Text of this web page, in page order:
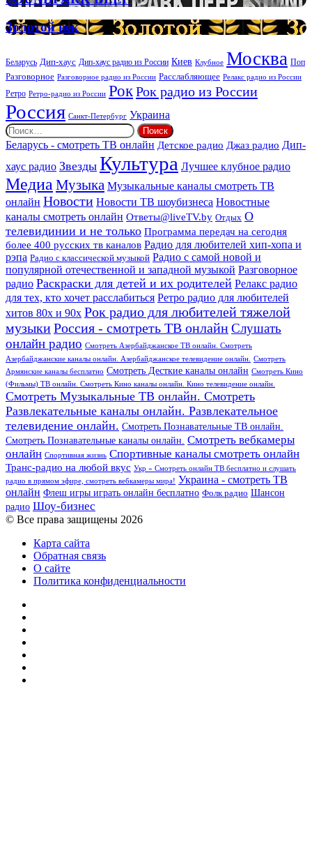
ритуальных
DEEP
Золотой
век
Золотой век
Беларусь Дип-хаус Дип-хаус радио из России Киев Клубное Москва Поп
Разговорное Разговорное радио из России Расслабляющее Релакс радио из России
Ретро Ретро-радио из России РокРок радио из России
Россия Санкт-Петербург Украина
Найти:
Беларусь - смотреть ТВ онлайн Детское радио Джаз радио Дип-
хаус радио Звезды Культура Лучшее клубное радио
Медиа Музыка Музыкальные каналы смотреть ТВ
онлайн Новости Новости ТВ шоубизнеса Новостные
каналы смотреть онлайн Ответы@liveTV.by Отдых О
телевидинии и не только Программа передач на сегодня
более 400 русских тв каналов Радио для любителей хип-хопа и
рэпа Радио с классической музыкой Радио с самой новой и
популярной отечественной и западной музыкой Разговорное
радио Раскраски для детей и их родителей Релакс радио
для тех, кто хочет расслабиться Ретро радио для любителей
хитов 80х и 90х Рок радио для любителей тяжелой
музыкиРоссия - смотреть ТВ онлайнСлушать
онлайн радио Смотреть Азербайджанское ТВ онлайн. Смотреть
Азербайджанские каналы онлайн. Азербайджанское телевидение онлайн.
Смотреть
Армянские каналы бесплатно Смотреть Десткие каналы онлайн Смотреть Кино
(Фильмы) ТВ онлайн. Смотреть Кино каналы онлайн. Кино телевидение онлайн.
Смотреть Музыкальные ТВ онлайн. Смотреть
Развлекательные каналы онлайн. Развлекательное
телевидение онлайн. Смотреть Познавательные ТВ онлайн.
Смотреть Познавательные каналы онлайн. Смотреть вебкамеры
онлайн Спортивная жизнь Спортивные каналы смотреть онлайн
Транс-радио на любой вкус Укр » Смотреть онлайн ТВ бесплатно и слушать
радио в прямом эфире, смотреть вебкамеры мира! Украина - смотреть ТВ
онлайн Флеш игры играть онлайн бесплатно Фолк радио Шансон
радио Шоу-бизнес
© Все права защищены 2026
Карта сайта
Обратная связь
О сайте
Политика конфиденциальности